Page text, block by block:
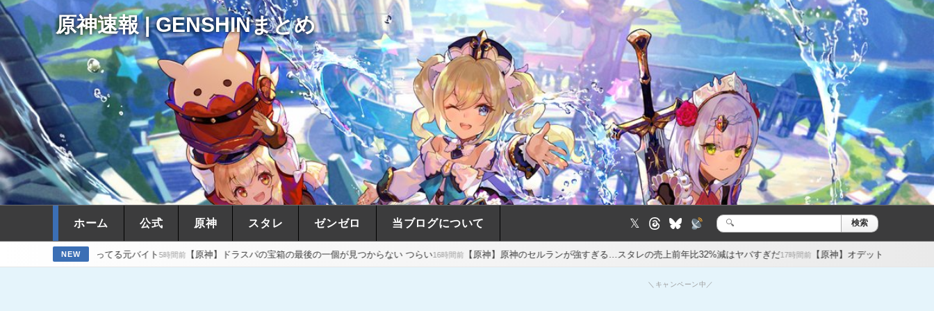
原神速報 | GENSHINまとめ
ホーム 公式 原神 スタレ ゼンゼロ 当ブログについて 𝕏
検
検索
NEW
やってる元バイト5時間前【原神】ドラスパの宝箱の最後の一個が見つからない つらい16時間前【原神】原神のセルランが強すぎる…スタレの売上前年比32%減はヤバすぎだ17時間前【原神】オデットの餅武器美しい…が性能微妙？
＼キャンペーン中／